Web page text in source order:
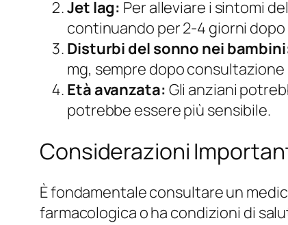
Jet lag: Per alleviare i sintomi
continuando per 2-4 giorni dopo
Disturbi del sonno nei
mg, sempre dopo consultazione
Età avanzata: Gli anziani
potrebbe essere più sensibile.
Considerazioni
È fondamentale consultare un
farmacologica o ha condizioni di